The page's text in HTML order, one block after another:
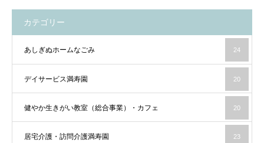
カテゴリー
あしぎぬホームなごみ 24
デイサービス満寿園 20
健やか生きがい教室（総合事業）・カフェ 20
居宅介護・訪問介護満寿園 23